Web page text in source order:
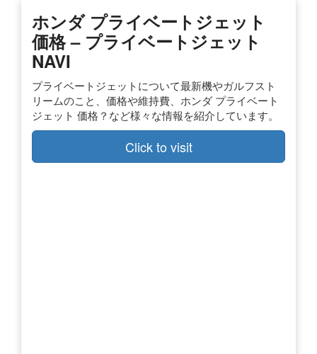
ホンダ プライベートジェット
価格 – プライベートジェット
NAVI
プライベートジェットについて最新機やガルフスト
リームのこと、価格や維持費、ホンダ プライベート
ジェット 価格？など様々な情報を紹介しています。
Click to visit